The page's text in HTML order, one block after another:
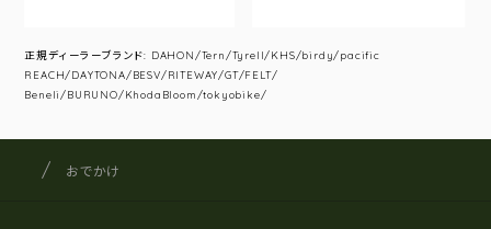
正規ディーラーブランド: DAHON/Tern/Tyrell/KHS/birdy/pacific
REACH/DAYTONA/BESV/RITEWAY/GT/FELT/
Beneli/BURUNO/KhodaBloom/tokyobike/
サイト内の現在地
サイクルショップナカゴヤ
おでかけ